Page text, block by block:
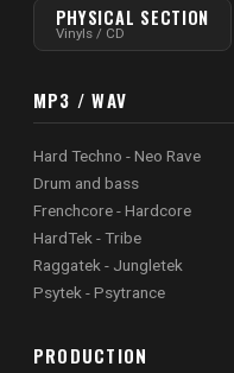
PHYSICAL SECTION
Vinyls / CD
MP3 / WAV
Hard Techno - Neo Rave
Drum and bass
Frenchcore - Hardcore
HardTek - Tribe
Raggatek - Jungletek
Psytek - Psytrance
PRODUCTION